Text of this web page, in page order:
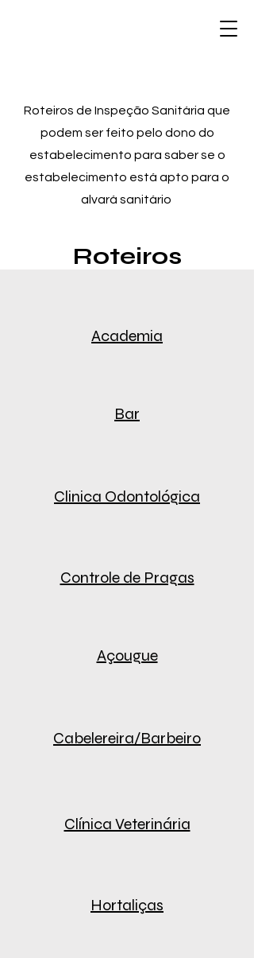
Roteiros de Inspeção Sanitária que
podem ser feito pelo dono do
estabelecimento para saber se o
estabelecimento está apto para o
alvará sanitário
Roteiros
Academia
Bar
Clinica Odontológica
Controle de Pragas
Açougue
Cabelereira/Barbeiro
Clínica Veterinária
Hortaliças